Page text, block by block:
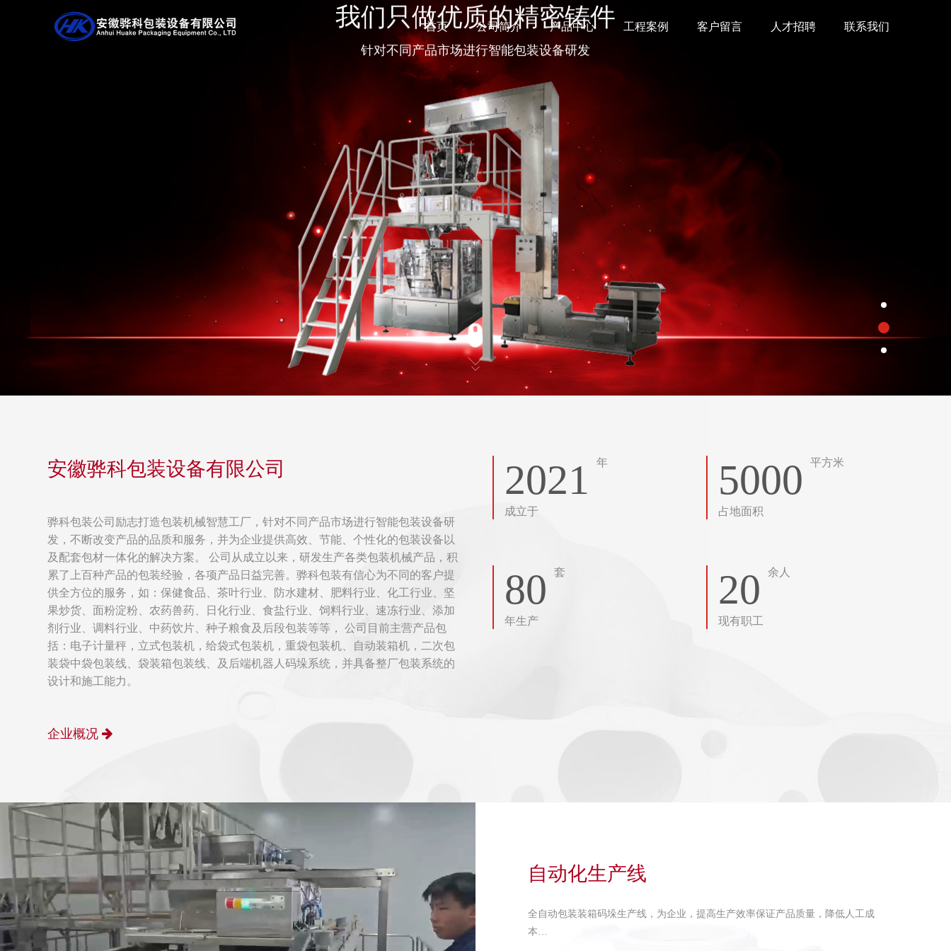
首页 公司简介 产品中心 工程案例 客户留言 人才招聘 联系我们
我们只做优质的精密铸件
针对不同产品市场进行智能包装设备研发
安徽骅科包装设备有限公司
骅科包装公司励志打造包装机械智慧工厂，针对不同产品市场进行智能包装设备研
发，不断改变产品的品质和服务，并为企业提供高效、节能、个性化的包装设备以
及配套包材一体化的解决方案。 公司从成立以来，研发生产各类包装机械产品，积
累了上百种产品的包装经验，各项产品日益完善。骅科包装有信心为不同的客户提
供全方位的服务，如：保健食品、茶叶行业、防水建材、肥料行业、化工行业、坚
果炒货、面粉淀粉、农药兽药、日化行业、食盐行业、饲料行业、速冻行业、添加
剂行业、调料行业、中药饮片、种子粮食及后段包装等等， 公司目前主营产品包
括：电子计量秤，立式包装机，给袋式包装机，重袋包装机、自动装箱机，二次包
装袋中袋包装线、袋装箱包装线、及后端机器人码垛系统，并具备整厂包装系统的
设计和施工能力。
企业概况
2021 年
成立于
5000 平方米
占地面积
80 套
年生产
20 余人
现有职工
自动化生产线
全自动包装装箱码垛生产线，为企业，提高生产效率保证产品质量，降低人工成
本…